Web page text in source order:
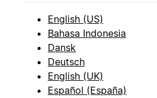
English (US)
Bahasa Indonesia
Dansk
Deutsch
English (UK)
Español (España)